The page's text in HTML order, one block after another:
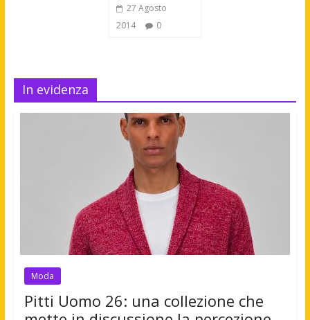
27 Agosto
2014
0
In evidenza
Moda
Pitti Uomo 26: una collezione che